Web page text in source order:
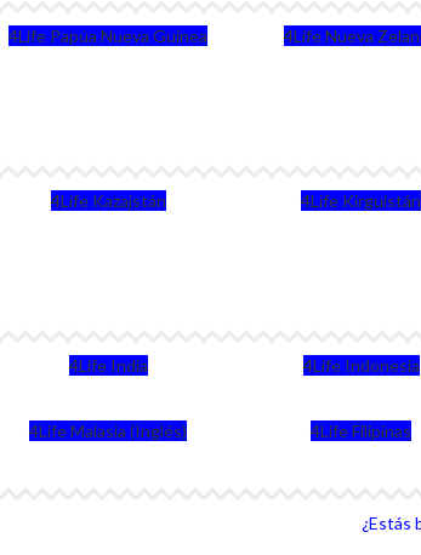
4Life Papúa Nueva Guinea 4Life Nueva
4Life Kazajstán 4Life Kirguistán
4Life India 4Life Indonesia
4Life Malasia (Inglés) 4Life Filipinas
¿Estás